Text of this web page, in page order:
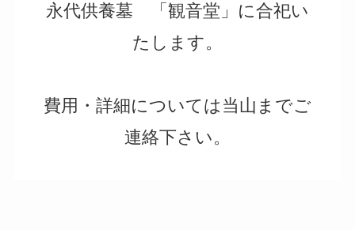
永代供養墓 「観音堂」に合祀い
たします。
費用・詳細については当山までご
連絡下さい。